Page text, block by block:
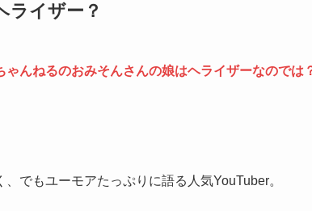
ライザー？
ゃんねるのおみそんさんの娘はヘライザーなのでは
でもユーモアたっぷりに語る人気YouTuber。